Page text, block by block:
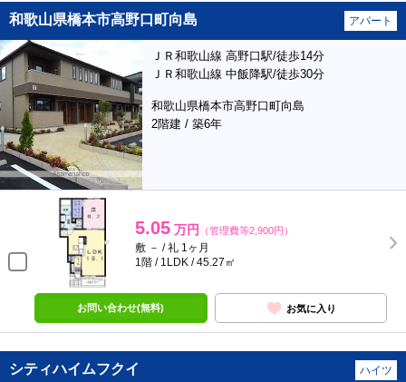
和歌山県橋本市高野口町向島 アパート
ＪＲ和歌山線 高野口駅/徒歩14分
ＪＲ和歌山線 中飯降駅/徒歩30分
和歌山県橋本市高野口町向島
2階建 / 築6年
5.05 万円 （管理費等2,900円）
敷 － / 礼 1ヶ月
1階 / 1LDK / 45.27㎡
お問い合わせ(無料) お気に入り
シティハイムフクイ ハイツ